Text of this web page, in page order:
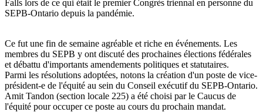
Falls lors de ce qui était le premier Congrès triennal en personne du
SEPB-Ontario depuis la pandémie.
Ce fut une fin de semaine agréable et riche en événements. Les
membres du SEPB y ont discuté des prochaines élections fédérales
et débattu d'importants amendements politiques et statutaires.
Parmi les résolutions adoptées, notons la création d'un poste de vice-
président-e de l'équité au sein du Conseil exécutif du SEPB-Ontario.
Amit Tandon (section locale 225) a été choisi par le Caucus de
l'équité pour occuper ce poste au cours du prochain mandat.